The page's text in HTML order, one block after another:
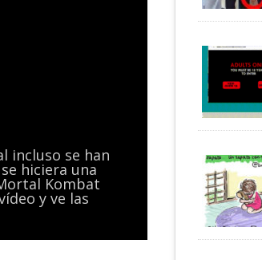
incluso se han
hiciera una
Kombat
y ve las